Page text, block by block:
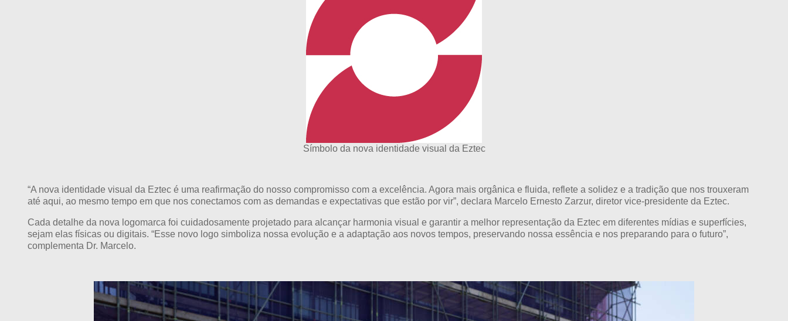
Símbolo da nova identidade visual da Eztec
“A nova identidade visual da Eztec é uma reafirmação do nosso compromisso com a excelência. Agora mais orgânica e fluida, reflete a solidez e a tradição que nos trouxeram
até aqui, ao mesmo tempo em que nos conectamos com as demandas e expectativas que estão por vir”, declara Marcelo Ernesto Zarzur, diretor vice-presidente da Eztec.
Cada detalhe da nova logomarca foi cuidadosamente projetado para alcançar harmonia visual e garantir a melhor representação da Eztec em diferentes mídias e superfícies,
sejam elas físicas ou digitais. “Esse novo logo simboliza nossa evolução e a adaptação aos novos tempos, preservando nossa essência e nos preparando para o futuro”,
complementa Dr. Marcelo.